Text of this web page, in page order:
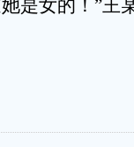
是女的！”王